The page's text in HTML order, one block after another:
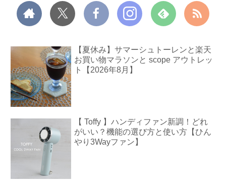
【夏休み】サマーシュトーレンと楽天
お買い物マラソンと scope アウトレッ
ト【2026年8月】
【 Toffy 】ハンディファン新調！どれ
がいい？機能の選び方と使い方【ひん
やり3Wayファン】